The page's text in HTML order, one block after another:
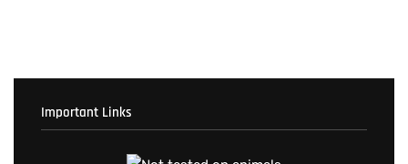
Important Links